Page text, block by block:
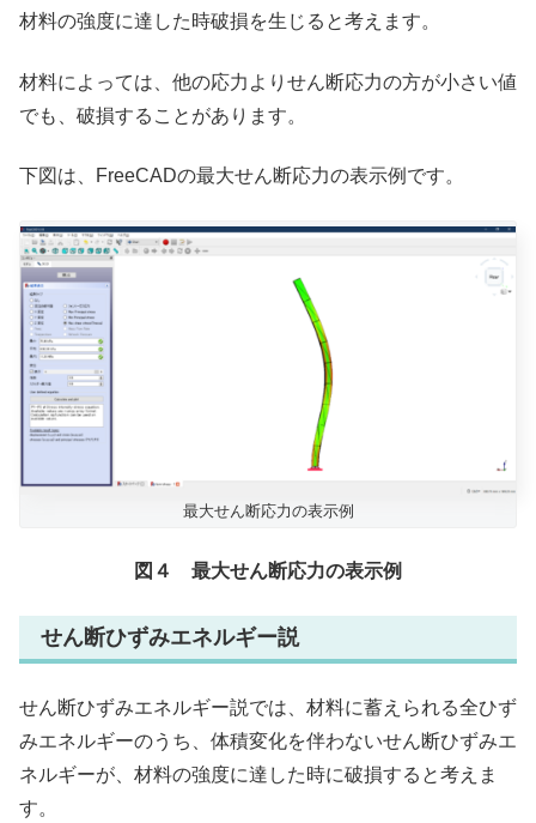
材料の強度に達した時破損を生じると考えます。
材料によっては、他の応力よりせん断応力の方が小さい値
でも、破損することがあります。
下図は、FreeCADの最大せん断応力の表示例です。
最大せん断応力の表示例
図４ 最大せん断応力の表示例
せん断ひずみエネルギー説
せん断ひずみエネルギー説では、材料に蓄えられる全ひず
みエネルギーのうち、体積変化を伴わないせん断ひずみエ
ネルギーが、材料の強度に達した時に破損すると考えま
す。